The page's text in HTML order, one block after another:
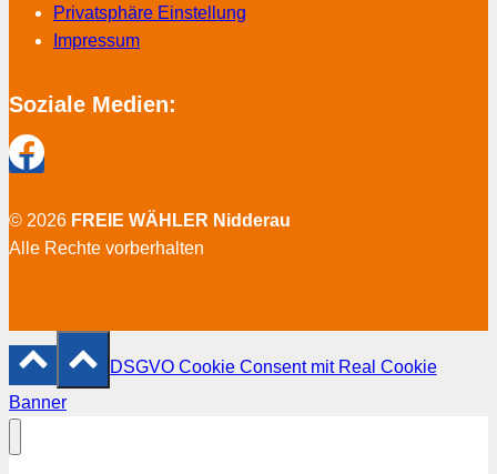
Privatsphäre Einstellung
Impressum
Soziale Medien:
© 2026 FREIE WÄHLER Nidderau
Alle Rechte vorberhalten
DSGVO Cookie Consent mit Real Cookie
Banner